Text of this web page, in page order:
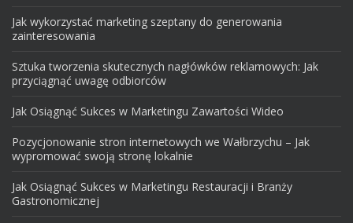
Jak wykorzystać marketing szeptany do generowania
zainteresowania
Sztuka tworzenia skutecznych nagłówków reklamowych: Jak
przyciągnąć uwagę odbiorców
Jak Osiągnąć Sukces w Marketingu Zawartości Wideo
Pozycjonowanie stron internetowych we Wałbrzychu – Jak
wypromować swoją stronę lokalnie
Jak Osiągnąć Sukces w Marketingu Restauracji i Branży
Gastronomicznej